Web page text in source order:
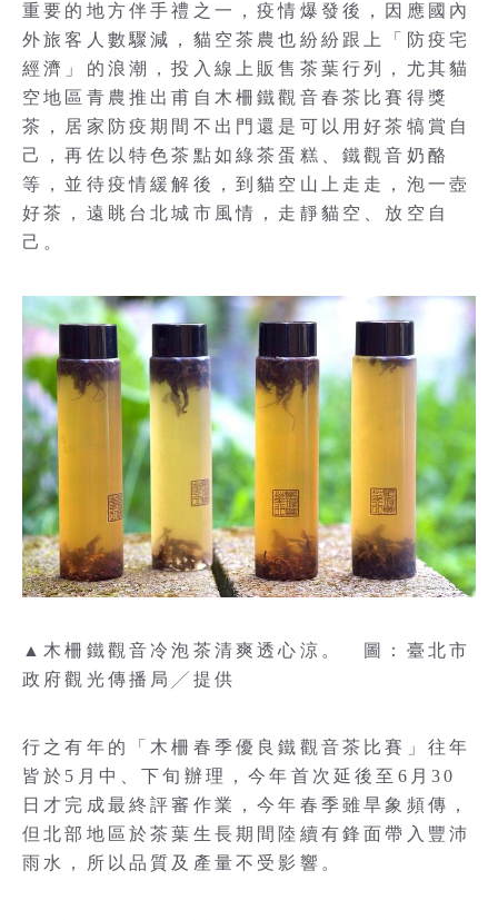
重要的地方伴手禮之一，疫情爆發後，因應國內
外旅客人數驟減，貓空茶農也紛紛跟上「防疫宅
經濟」的浪潮，投入線上販售茶葉行列，尤其貓
空地區青農推出甫自木柵鐵觀音春茶比賽得獎
茶，居家防疫期間不出門還是可以用好茶犒賞自
己，再佐以特色茶點如綠茶蛋糕、鐵觀音奶酪
等，並待疫情緩解後，到貓空山上走走，泡一壺
好茶，遠眺台北城市風情，走靜貓空、放空自
己。
▲木柵鐵觀音冷泡茶清爽透心涼。 圖：臺北市
政府觀光傳播局╱提供
行之有年的「木柵春季優良鐵觀音茶比賽」往年
皆於5月中、下旬辦理，今年首次延後至6月30
日才完成最終評審作業，今年春季雖旱象頻傳，
但北部地區於茶葉生長期間陸續有鋒面帶入豐沛
雨水，所以品質及產量不受影響。